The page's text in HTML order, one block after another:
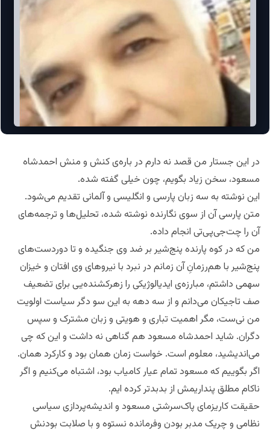
در این جستار من قصد نه دارم در باره‌ی کنش و منش احمدشاه
مسعود، سخن زیاد بگویم،‌ چون خیلی‌ گفته شده.
این نوشته به سه زبان پارسی و انگلیسی و آلمانی تقدیم می‌شود.
متن پارسی آن از سوی نگارنده نوشته شده، تحلیل‌ها و ترجمه‌های
آن را چت‌جی‌پی‌تی انجام داده.
من که در کوه پارنده پنج‌شیر بر ضد وی جنگیده و تا دوردست‌های
پنج‌شیر با هم‌رزمانِ آن زمانم در نبرد با نیروهای وی افتان و خیزان
سهمی داشتم، مبارزه‌ی ایدیالوژیکی را زهرکشنده‌یی برای تضعیف
صف تاجیکان می‌دانم و از سه دهه به این سو دگر سیاست اولویت
من نی‌ست، مگر اهمیت تباری و هویتی و زبان مشترک و سپس
دگران. شاید احمدشاه مسعود هم گناهی نه داشت و این که چی‌
می‌اندیشید، معلوم است. خواست زمان همان بود و کارکرد همان.
اگر بگوییم که مسعود تمام عیار کامیاب بود، اشتباه می‌کنیم و اگر
ناکام مطلق پنداریمش از بدبدتر کرده ایم.
حقیقت کاریزمای پاک‌سرشتی مسعود‌ و اندیشه‌پردازی سیاسی
نظامی و چریک مدبر بودن و‌فرمانده نستوه و با صلابت بودنش